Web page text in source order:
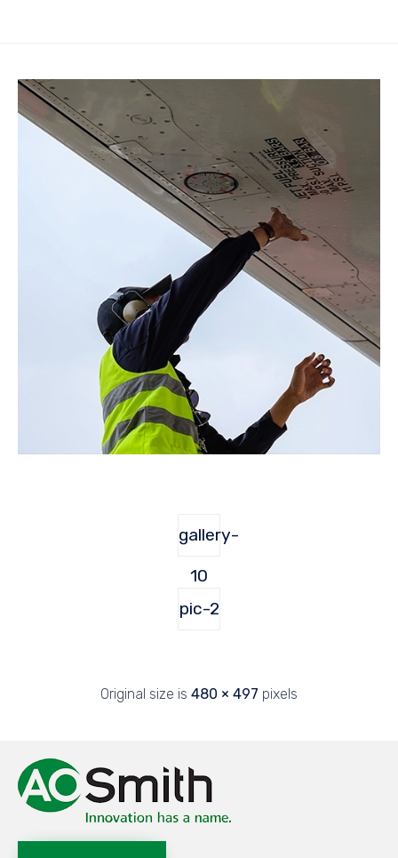
gallery-
10
pic-2
Original size is 480 × 497 pixels